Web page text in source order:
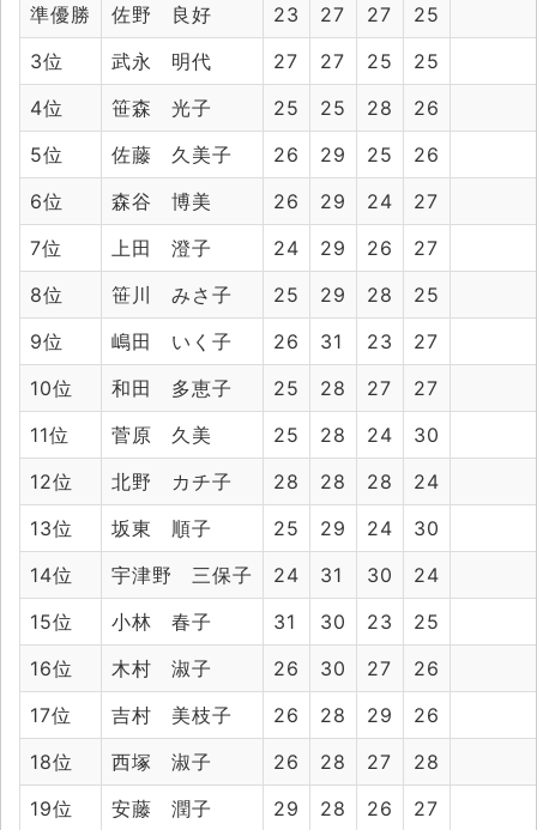
準優勝
佐野 良好 23 27 27
25
3位
武永 明代 27 27 25
25
4位
笹森 光子 25 25 28
26
5位
佐藤 久美子 26 29 25
26
6位
森谷 博美 26 29 24
27
7位
上田 澄子 24 29 26
27
8位
笹川 みさ子 25 29 28
25
9位
嶋田 いく子 26 31 23
27
10位
和田 多恵子 25 28 27
27
11位
菅原 久美 25 28 24
30
12位
北野 カチ子 28 28 28
24
13位
坂東 順子 25 29 24
30
14位
宇津野 三保子 24 31 30
24
15位
小林 春子 31 30 23
25
16位
木村 淑子 26 30 27
26
17位
吉村 美枝子 26 28 29
26
18位
西塚 淑子 26 28 27
28
19位
安藤 潤子 29 28 26
27